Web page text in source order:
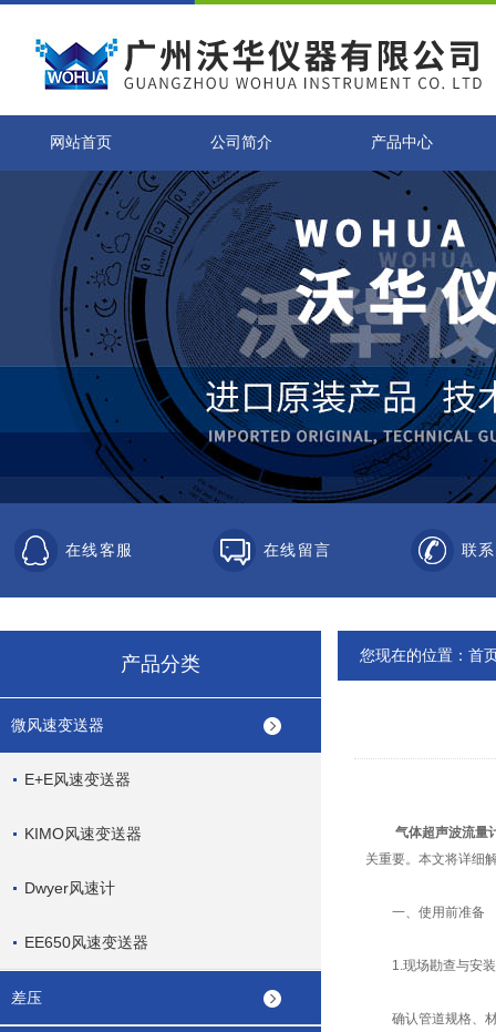
网站首页 公司简介 产品中心
在线客服 在线留言 联
产品分类
微风速变送器
E+E风速变送器
KIMO风速变送器
Dwyer风速计
EE650风速变送器
差压
您现在的位置： 首
气体超声波流量
关重要。本文将详细
一、使用前准备
1.现场勘查与安装
确认管道规格、材